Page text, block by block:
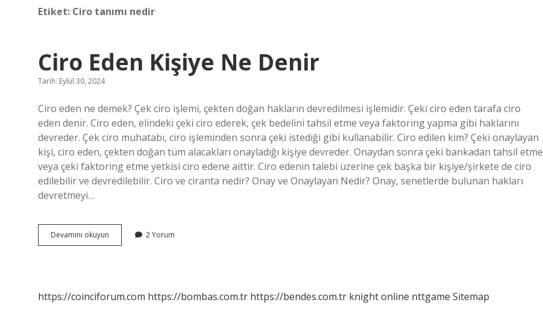
Etiket: Ciro tanımı nedir
Ciro Eden Kişiye Ne Denir
Tarih: Eylül 30, 2024
Ciro eden ne demek? Çek ciro işlemi, çekten doğan hakların devredilmesi işlemidir. Çeki ciro eden tarafa ciro
eden denir. Ciro eden, elindeki çeki ciro ederek, çek bedelini tahsil etme veya faktoring yapma gibi haklarını
devreder. Çek ciro muhatabı, ciro işleminden sonra çeki istediği gibi kullanabilir. Ciro edilen kim? Çeki onaylayan
kişi, ciro eden, çekten doğan tüm alacakları onayladığı kişiye devreder. Onaydan sonra çeki bankadan tahsil etme
veya çeki faktoring etme yetkisi ciro edene aittir. Ciro edenin talebi üzerine çek başka bir kişiye/şirkete de ciro
edilebilir ve devredilebilir. Ciro ve ciranta nedir? Onay ve Onaylayan Nedir? Onay, senetlerde bulunan hakları
devretmeyi…
Devamını okuyun
Eden
2 Yorum
https://coinciforum.com https://bombas.com.tr https://bendes.com.tr knight online nttgame Sitemap